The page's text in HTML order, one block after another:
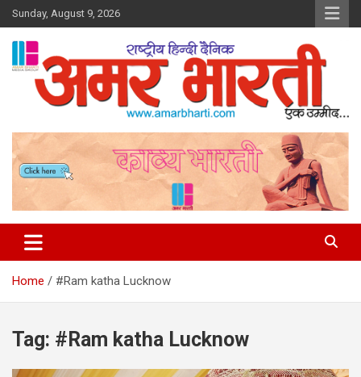
Skip
to
content
Sunday, August 9, 2026
Amar Bharti Media Group
Home #Ram katha Lucknow
Tag: #Ram katha Lucknow